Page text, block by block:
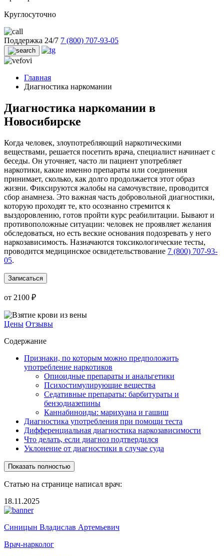
Круглосуточно
Поддержка 24/7 7 (800) 707-93-05
Главная
Диагностика наркомании
Диагностика наркомании в
Новосибирске
Когда человек, злоупотребляющий наркотическими
веществами, решается посетить врача, специалист начинает с
беседы. Он уточняет, часто ли пациент употребляет
наркотики, какие именно препараты или соединения
принимает, сколько, как долго продолжается этот образ
жизни. Фиксируются жалобы на самочувствие, проводится
сбор анамнеза. Это важная часть добровольной диагностики,
которую проходят те, кто осознанно стремится к
выздоровлению, готов пройти курс реабилитации. Бывают и
противоположные ситуации: человек не проявляет желания
обследоваться, но есть веские основания подозревать у него
наркозависимость. Назначаются токсикологические тесты,
проводится медицинское освидетельствование 7 (800) 707-93-
05.
Записаться
от 2100 ₽
Цены Отзывы
Содержание
Признаки, по которым можно предположить
употребление наркотиков
Опиоидные препараты и анальгетики
Психостимулирующие вещества
Седативные препараты: барбитураты и
бензодиазепины
Каннабиноиды: марихуана и гашиш
Диагностика употребления при помощи теста
Дифференциальная диагностика наркозависимости
Что делать, если диагноз подтвердился
Уклонение от диагностики в случае суда
Показать полностью
Статью на странице написал врач:
18.11.2025
Синицын Владислав Артемьевич
Врач-нарколог